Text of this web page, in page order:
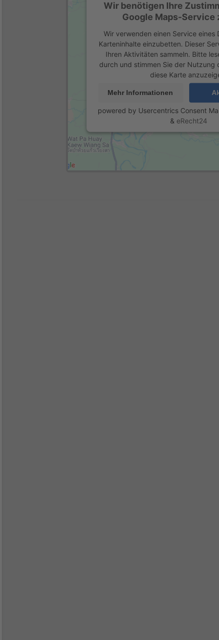
Wir benötigen Ihre
Google Maps-Service
Wir verwenden einen Service eines
Karteninhalte einzubetten. Dieser
Ihren Aktivitäten sammeln. Bitte
durch und stimmen Sie der Nutzung
diese Karte
Mehr Informationen
powered by Usercentrics Consent
& eRecht24